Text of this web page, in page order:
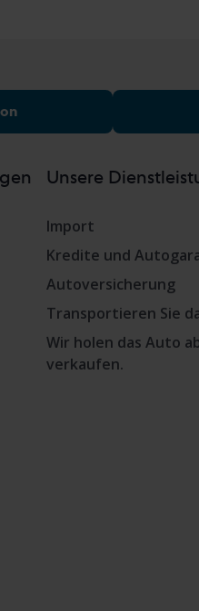
Unsere
Import
Kredite und
Autoversicherung
Transportieren Sie
Wir holen das Auto
verkaufen.